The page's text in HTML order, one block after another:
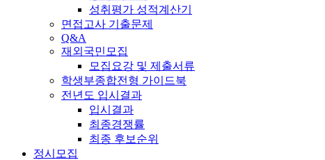
성취평가 성적계산기
면접고사 기출문제
Q&A
재외국민모집
모집요강 및 제출서류
학생부종합전형 가이드북
전년도 입시결과
입시결과
최종경쟁률
최종 후보순위
정시모집